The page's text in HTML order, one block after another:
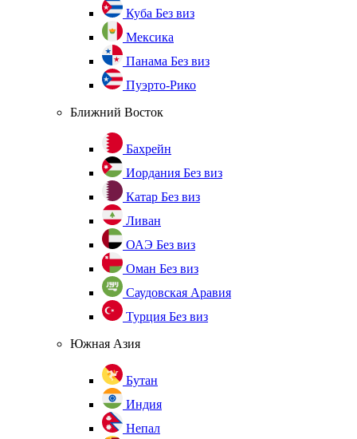
Куба Без виз
Мексика
Панама Без виз
Пуэрто-Рико
Ближний Восток
Бахрейн
Иордания Без виз
Катар Без виз
Ливан
ОАЭ Без виз
Оман Без виз
Саудовская Аравия
Турция Без виз
Южная Азия
Бутан
Индия
Непал